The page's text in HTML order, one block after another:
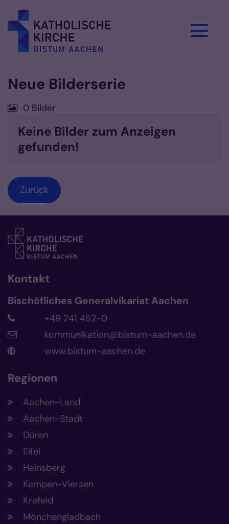
Neue Bilderserie
0 Bilder
Keine Bilder zum Anzeigen
gefunden!
Zurück
Kontakt
Bischöfliches Generalvikariat Aachen
+49 241 452-0
kommunikation@bistum-aachen.de
www.bistum-aachen.de
Regionen
Aachen-Land
Aachen-Stadt
Düren
Eifel
Heinsberg
Kempen-Viersen
Krefeld
Mönchengladbach